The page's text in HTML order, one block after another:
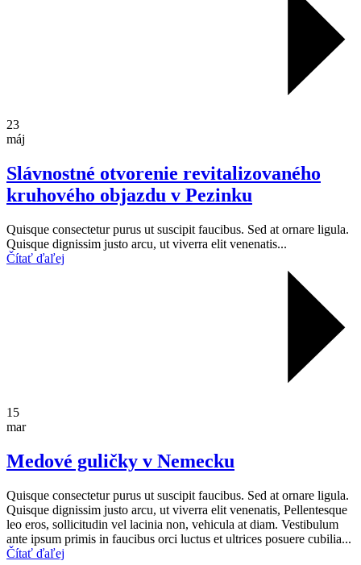
23
máj
Slávnostné otvorenie revitalizovaného
kruhového objazdu v Pezinku
Quisque consectetur purus ut suscipit faucibus. Sed at ornare ligula.
Quisque dignissim justo arcu, ut viverra elit venenatis...
Čítať ďaľej
15
mar
Medové guličky v Nemecku
Quisque consectetur purus ut suscipit faucibus. Sed at ornare ligula.
Quisque dignissim justo arcu, ut viverra elit venenatis, Pellentesque
leo eros, sollicitudin vel lacinia non, vehicula at diam. Vestibulum
ante ipsum primis in faucibus orci luctus et ultrices posuere cubilia...
Čítať ďaľej